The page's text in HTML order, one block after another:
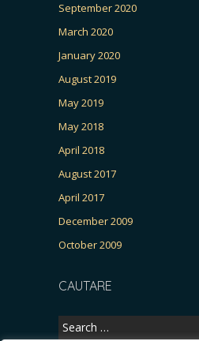
September 2020
March 2020
January 2020
August 2019
May 2019
May 2018
April 2018
August 2017
April 2017
December 2009
October 2009
CAUTARE
Search